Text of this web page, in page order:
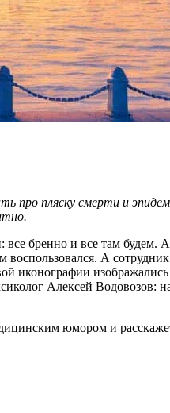
про пляску смерти и
бренно и все там будем.
воспользовался. А
иконографии
Алексей Водовозов:
юмором и